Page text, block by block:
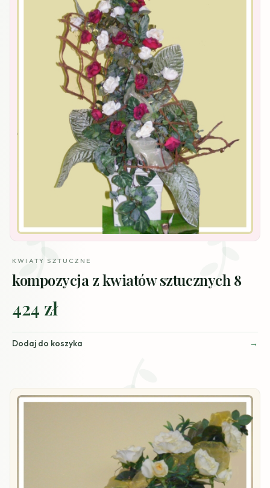
KWIATY SZTUCZNE
kompozycja z kwiatów sztucznych 8
424 zł
Dodaj do koszyka